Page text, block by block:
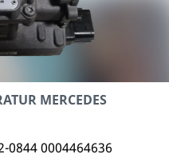
MERCEDES
0844 0004464636